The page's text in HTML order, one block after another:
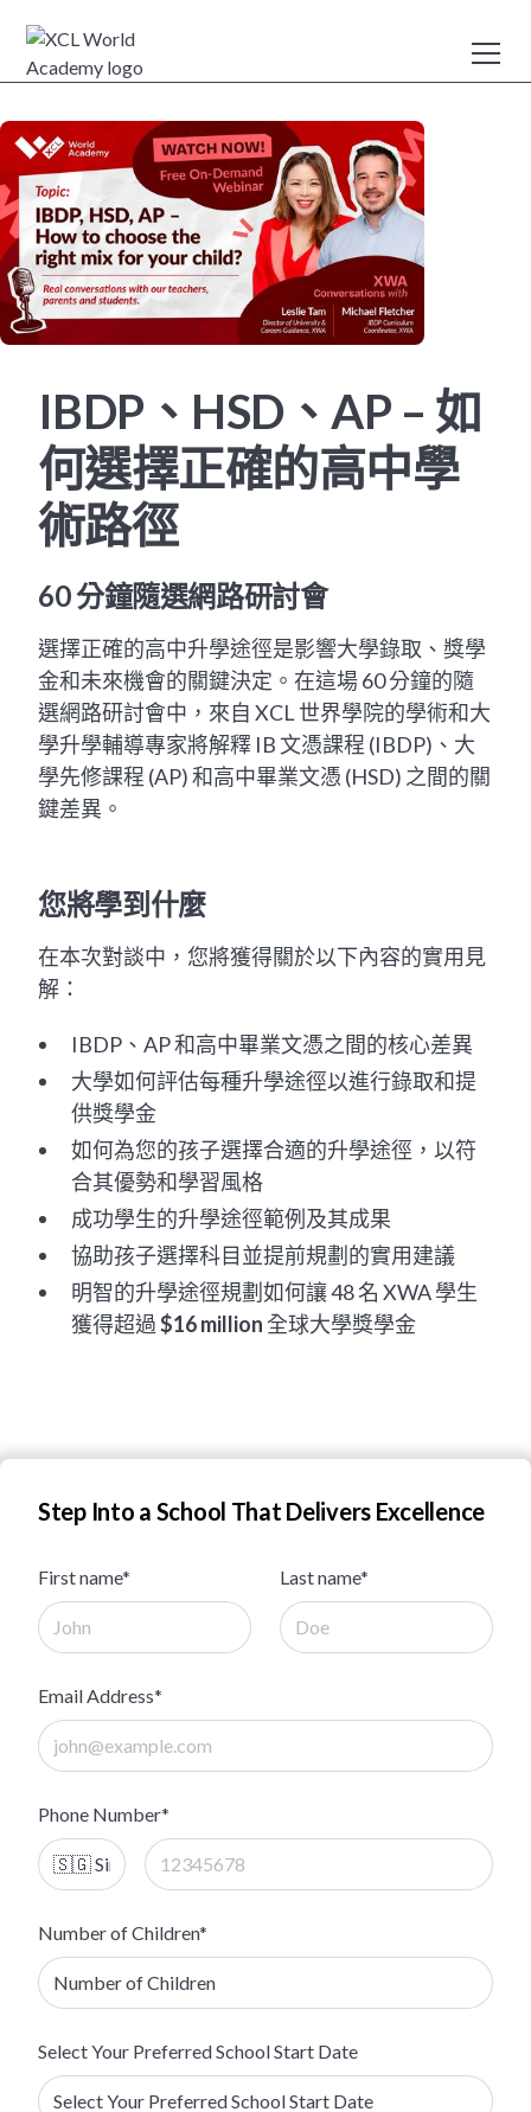
IBDP、HSD、AP – 如
何選擇正確的高中學
術路徑
60 分鐘隨選網路研討會
選擇正確的高中升學途徑是影響大學錄取、獎學
金和未來機會的關鍵決定。在這場 60 分鐘的隨
選網路研討會中，來自 XCL 世界學院的學術和大
學升學輔導專家將解釋 IB 文憑課程 (IBDP)、大
學先修課程 (AP) 和高中畢業文憑 (HSD) 之間的關
鍵差異。
您將學到什麼
在本次對談中，您將獲得關於以下內容的實用見
解：
IBDP、AP 和高中畢業文憑之間的核心差異
大學如何評估每種升學途徑以進行錄取和提
供獎學金
如何為您的孩子選擇合適的升學途徑，以符
合其優勢和學習風格
成功學生的升學途徑範例及其成果
協助孩子選擇科目並提前規劃的實用建議
明智的升學途徑規劃如何讓 48 名 XWA 學生
獲得超過$16 million 全球大學獎學金
Step Into a School That Delivers Excellence
First name* Last name*
Email Address*
Phone Number*
Number of Children*
Select Your Preferred School Start Date